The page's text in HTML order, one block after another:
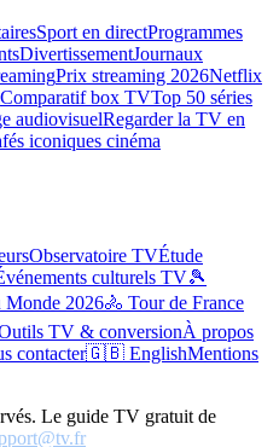
Sport en directProgrammes
DivertissementJournaux
Prix streaming 2026Netflix
Comparatif box TVTop 50 séries
audiovisuelRegarder la TV en
iconiques cinéma
Observatoire TVÉtude
culturels TV🎾
Monde 2026🚴 Tour de France
TV & conversionÀ propos
contacter🇬🇧 EnglishMentions
Le guide TV gratuit de